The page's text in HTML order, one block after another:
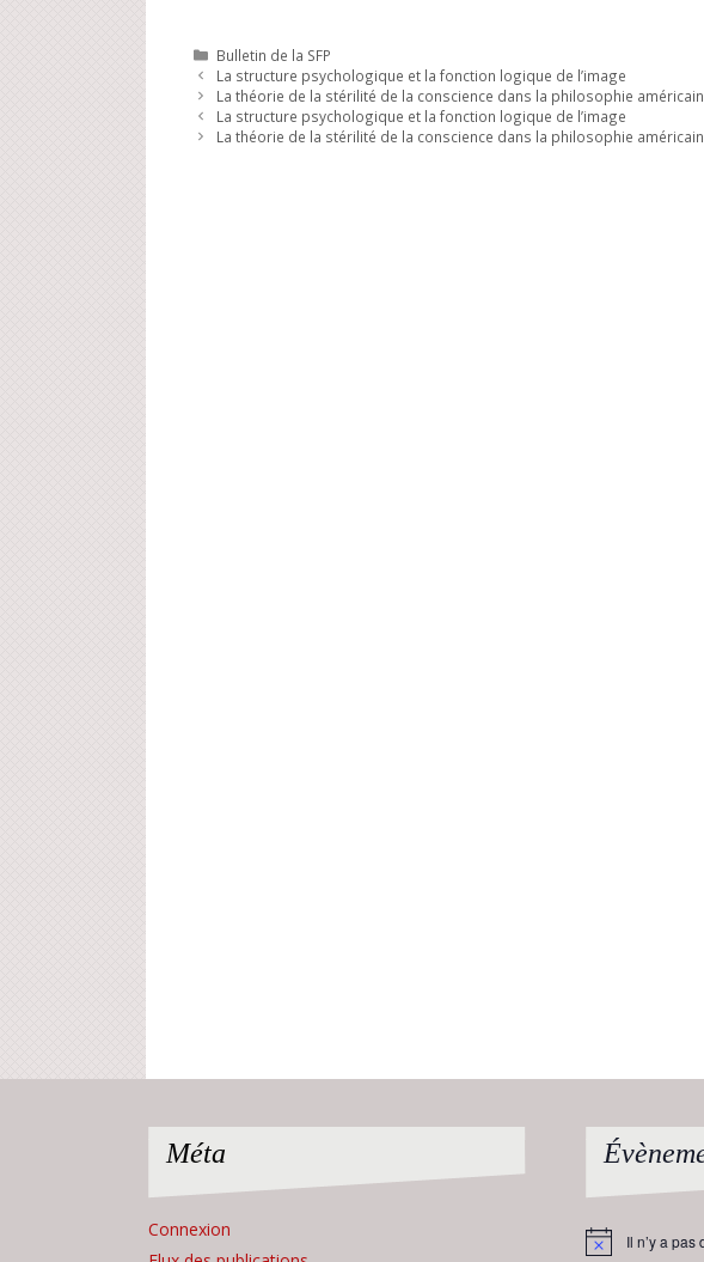
Catégories
Bulletin de la SFP
La structure psychologique et la fonction logique de l’image
La théorie de la stérilité de la conscience dans la philosophie
La structure psychologique et la fonction logique de l’image
La théorie de la stérilité de la conscience dans la philosophie
Méta
Connexion
Notice Il n’y a pas